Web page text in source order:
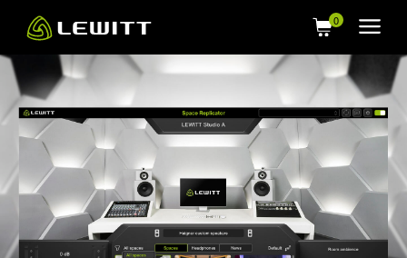
main
content